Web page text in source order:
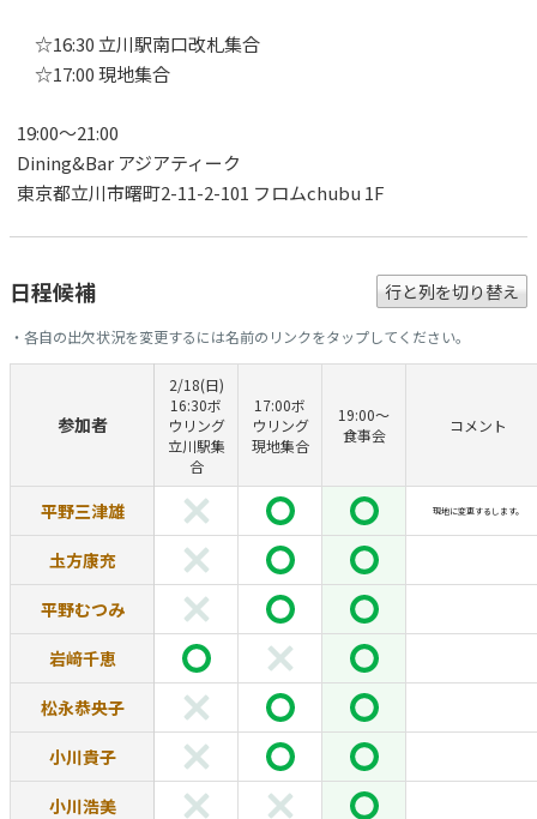
☆16:30 立川駅南口改札集合
☆17:00 現地集合
19:00〜21:00
Dining&Bar アジアティーク
東京都立川市曙町2-11-2-101 フロムchubu 1F
日程候補 行と列を切り替え
・各自の出欠状況を変更するには名前のリンクをタップしてください。
参加者
2/18(日)
16:30ボ
ウリング
立川駅集
合
17:00ボ
ウリング
現地集合
19:00〜
食事会
コメント
平野三津雄 現地に変更するします。
圡方康充
平野むつみ
岩﨑千恵
松永恭央子
小川貴子
小川浩美